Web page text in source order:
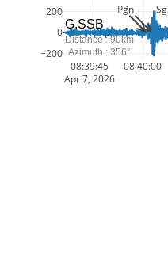
08:39:45
Apr 7, 2026
08:40:00
−200
0
200 PgPn Sg
G.SSB
Distance : 90km
Azimuth : 356°